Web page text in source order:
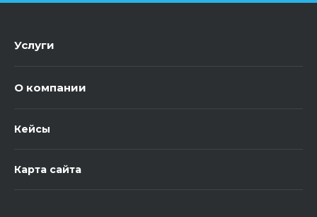
Услуги
О компании
Кейсы
Карта сайта